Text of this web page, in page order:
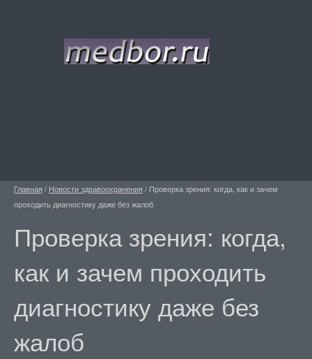
Главная / Новости здравоохранения / Проверка зрения: когда, как и зачем
проходить диагностику даже без жалоб
Проверка зрения: когда,
как и зачем проходить
диагностику даже без
жалоб